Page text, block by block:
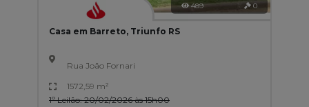
489 0
Casa em Barreto, Triunfo RS
Rua João Fornari
1572,59 m²
1º Leilão: 20/02/2026 às 15h00